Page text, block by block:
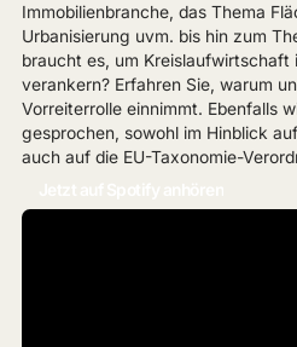
Immobilienbranche, das Thema
Urbanisierung uvm. bis hin zum
braucht es, um
verankern? Erfahren Sie, warum
Vorreiterrolle einnimmt. Ebenfalls
gesprochen, sowohl im Hinblick
auch auf die EU-Taxonomie-